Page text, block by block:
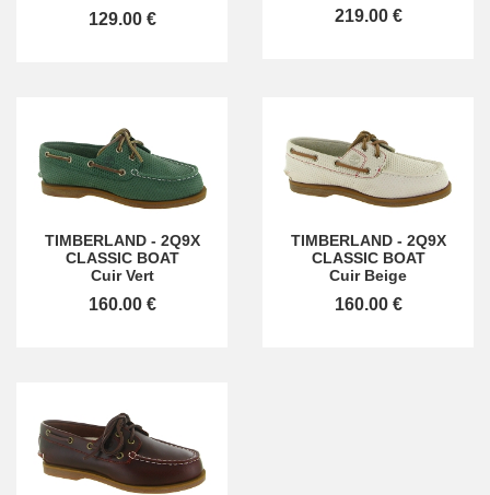
129.00 € 219.00 €
TIMBERLAND- 2Q9X
CLASSIC BOAT
Cuir Vert
160.00 €
TIMBERLAND- 2Q9X
CLASSIC BOAT
Cuir Beige
160.00 €